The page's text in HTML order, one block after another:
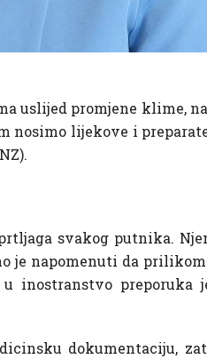
uslijed promjene klime,
nosimo lijekove i
svakog putnika.
je napomenuti da
inostranstvo
dokumentaciju,